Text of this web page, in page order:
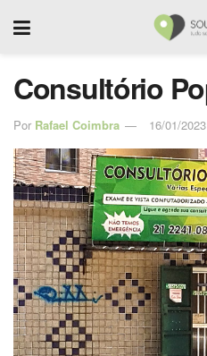
Consultório
Por Rafael Coimbra 16/01/2023